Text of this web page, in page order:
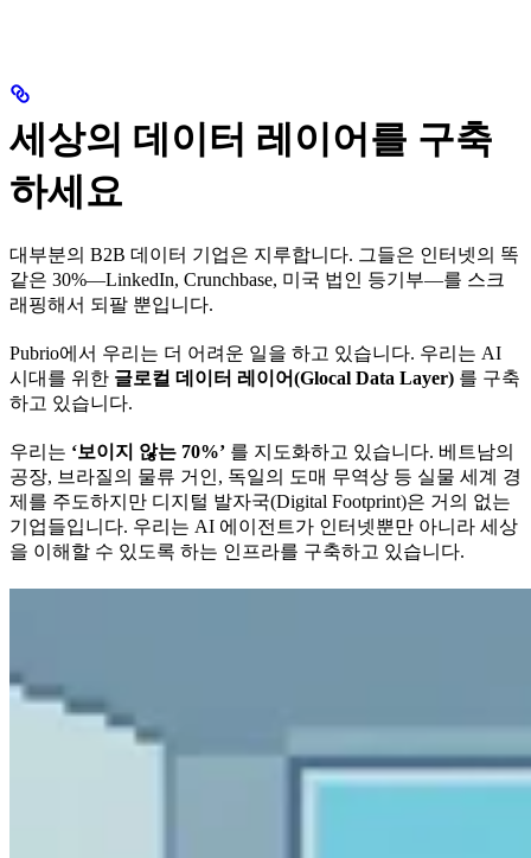
세상의 데이터 레이어를 구축
하세요
대부분의 B2B 데이터 기업은 지루합니다. 그들은 인터넷의 똑
같은 30%—LinkedIn, Crunchbase, 미국 법인 등기부—를 스크
래핑해서 되팔 뿐입니다.
Pubrio에서 우리는 더 어려운 일을 하고 있습니다. 우리는 AI
시대를 위한 글로컬 데이터 레이어(Glocal Data Layer) 를 구축
하고 있습니다.
우리는 ‘보이지 않는 70%’ 를 지도화하고 있습니다. 베트남의
공장, 브라질의 물류 거인, 독일의 도매 무역상 등 실물 세계 경
제를 주도하지만 디지털 발자국(Digital Footprint)은 거의 없는
기업들입니다. 우리는 AI 에이전트가 인터넷뿐만 아니라 세상
을 이해할 수 있도록 하는 인프라를 구축하고 있습니다.